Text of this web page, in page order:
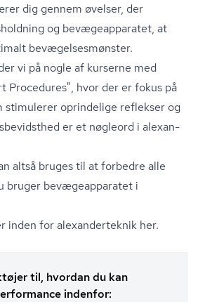
dig gennem øvelser, der
og be­væ­ge­ap­pa­ra­tet, at
be­væ­gel­ses­møn­ster.
vi på nogle af kurserne med
Procedures", hvor der er fokus på
stimulerer oprindelige reflekser og
er et nøgleord i ale­xan­
altså bruges til at forbedre alle
bruger be­væ­ge­ap­pa­ra­tet i
inden for ale­xan­der­tek­nik her.
til, hvordan du kan
indenfor: